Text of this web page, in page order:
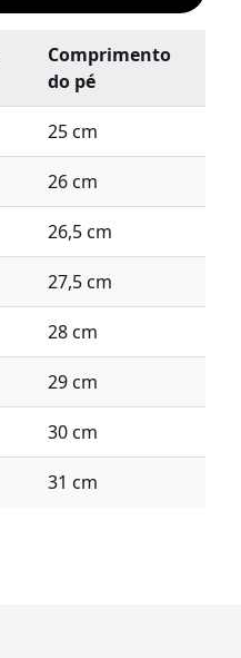
Comprimento
do pé
25 cm
26 cm
26,5 cm
27,5 cm
28 cm
29 cm
30 cm
31 cm